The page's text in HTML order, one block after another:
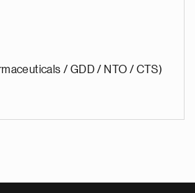
/ GDD / NTO / CTS)